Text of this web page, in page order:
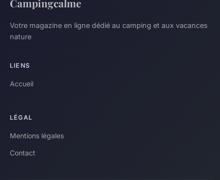
Campingcalme
Votre magazine en ligne dédié au camping et aux vacances
nature
LIENS
Accueil
LÉGAL
Mentions légales
Contact